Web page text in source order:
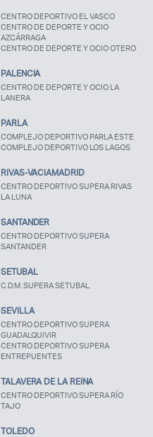
¿Olvidaste tu
CENTRO DEPORTIVO EL VASCO
CENTRO DE DEPORTE Y OCIO
AZCÁRRAGA
CENTRO DE DEPORTE Y OCIO OTERO
PALENCIA
CENTRO DE DEPORTE Y OCIO LA
LANERA
PARLA
COMPLEJO DEPORTIVO PARLA ESTE
COMPLEJO DEPORTIVO LOS LAGOS
RIVAS-VACIAMADRID
CENTRO DEPORTIVO SUPERA RIVAS
LA LUNA
SANTANDER
CENTRO DEPORTIVO SUPERA
SANTANDER
SETUBAL
C.D.M. SUPERA SETUBAL
SEVILLA
CENTRO DEPORTIVO SUPERA
GUADALQUIVIR
CENTRO DEPORTIVO SUPERA
ENTREPUENTES
TALAVERA DE LA REINA
CENTRO DEPORTIVO SUPERA RÍO
TAJO
TOLEDO